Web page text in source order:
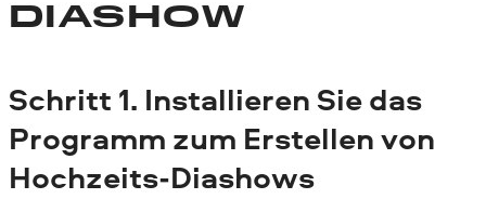
DIASHOW
Schritt 1. Installieren Sie das
Programm zum Erstellen von
Hochzeits-Diashows